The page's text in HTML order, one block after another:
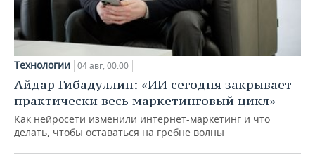
Технологии 04 авг, 00:00
Айдар Гибадуллин: «ИИ сегодня закрывает
практически весь маркетинговый цикл»
Как нейросети изменили интернет-маркетинг и что
делать, чтобы оставаться на гребне волны